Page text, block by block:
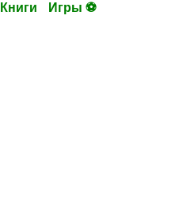
Книги Игры ⚽